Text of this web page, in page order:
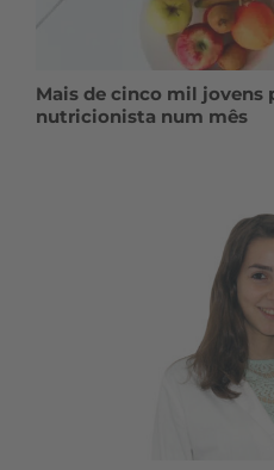
Mais de cinco mil jovens
nutricionista num mês